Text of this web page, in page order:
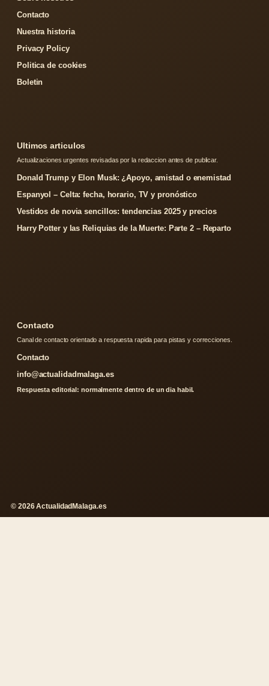
Contacto
Nuestra historia
Privacy Policy
Politica de cookies
Boletin
Ultimos articulos
Actualizaciones urgentes revisadas por la redaccion antes de publicar.
Donald Trump y Elon Musk: ¿Apoyo, amistad o enemistad
Espanyol – Celta: fecha, horario, TV y pronóstico
Vestidos de novia sencillos: tendencias 2025 y precios
Harry Potter y las Reliquias de la Muerte: Parte 2 – Reparto
Contacto
Canal de contacto orientado a respuesta rapida para pistas y correcciones.
Contacto
info@actualidadmalaga.es
Respuesta editorial: normalmente dentro de un dia habil.
© 2026 ActualidadMalaga.es